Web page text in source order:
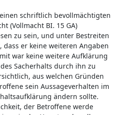
schriftlich bevollmächtigten
(Vollmacht BI. 15 GA)
zu sein, und unter Bestreiten
er keine weiteren Angaben
war keine weitere Aufklärung
Sacherhalts durch ihn zu
aus welchen Gründen
sein Aussageverhalten im
ändern sollte.
der Betroffene werde